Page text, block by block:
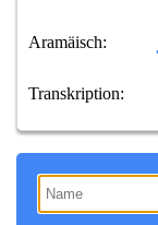
Aramäisch:
Transkription: